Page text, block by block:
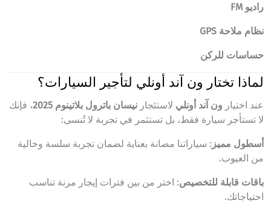
راديو FM
نظام ملاحة GPS
حساسات للركن
لماذا تختار ون آند أونلي لتأجير السيارات؟
عند اختيار ون آند أونلي لاستئجار نيسان باترول بلاتينوم 2025
، فإنك
لا تستأجر سيارة فقط، بل تستثمر في تجربة لا تُنسى:
أسطول مميز : سياراتنا مصانة بعناية لضمان تجربة سلسة وخالية
من العيوب.
باقات قابلة للتخصيص: اختر من بين فترات إيجار مرنة تناسب
احتياجاتك.